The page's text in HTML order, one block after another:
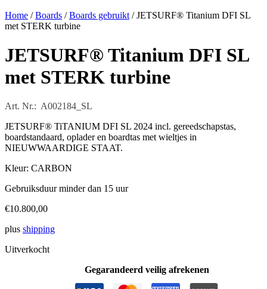
Home /Boards /Boards gebruikt / JETSURF® Titanium DFI SL
met STERK turbine
JETSURF® Titanium DFI SL
met STERK turbine
Art. Nr.: A002184_SL
JETSURF® TiTANIUM DFI SL 2024 incl. gereedschapstas,
boardstandaard, oplader en boardtas met wieltjes in
NIEUWWAARDIGE STAAT.
Kleur: CARBON
Gebruiksduur minder dan 15 uur
€10.800,00
plus shipping
Uitverkocht
Gegarandeerd veilig afrekenen